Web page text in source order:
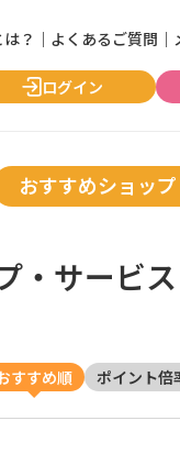
？ ｜ よくあるご質問 ｜
ログイン
おすすめショップ
・サービス
すすめ順 ポイント倍